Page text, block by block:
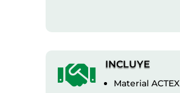
 INCLUYE
Material ACTEX